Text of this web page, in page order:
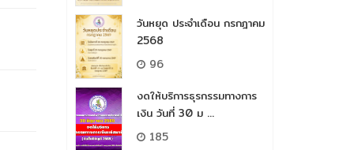
วันหยุด ประจำเดือน กรกฎาคม
2568
96
งดให้บริการธุรกรรมทางการ
เงิน วันที่ 30 ม ...
185